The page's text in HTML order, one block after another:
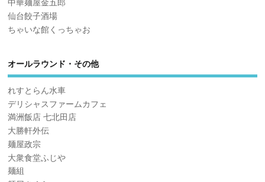
中華麺屋金五郎
仙台餃子酒場
ちゃいな館くっちゃお
オールラウンド・その他
れすとらん水車
デリシャスファームカフェ
満洲飯店 七北田店
大勝軒外伝
麺屋政宗
大衆食堂ふじや
麺組